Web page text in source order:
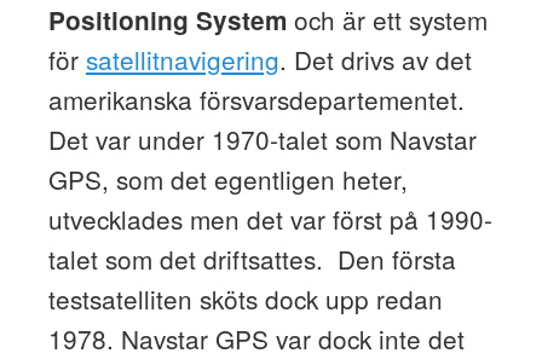
Positioning Systemoch är ett system
för satellitnavigering. Det drivs av det
amerikanska försvarsdepartementet.
Det var under 1970-talet som Navstar
GPS, som det egentligen heter,
utvecklades men det var först på 1990-
talet som det driftsattes. Den första
testsatelliten sköts dock upp redan
1978. Navstar GPS var dock inte det